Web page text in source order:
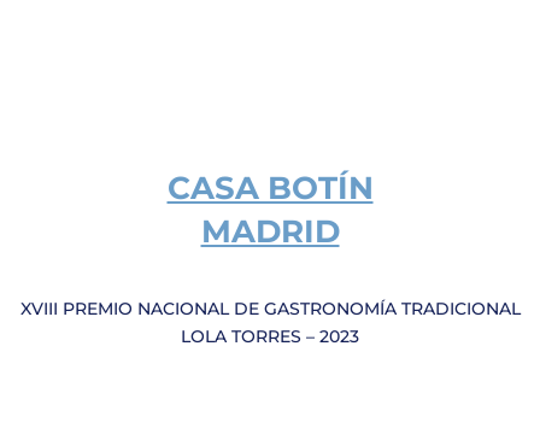
CASA BOTÍN
MADRID
XVIII PREMIO NACIONAL DE GASTRONOMÍA TRADICIONAL
LOLA TORRES – 2023